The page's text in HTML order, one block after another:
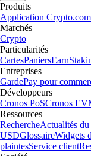
Produits
Application Crypto.com
Marchés
Crypto
Particularités
CartesPaniersEarn
Entreprises
GardePay pour
Développeurs
Cronos PoSCronos
Ressources
RechercheActualités du
USDGlossaireWidgets
plaintesService client